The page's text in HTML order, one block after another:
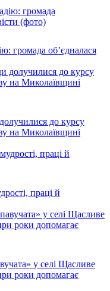
громада об’єдналася
до курсу
на Миколаївщині
праці й
у селі Щасливе
роки допомагає